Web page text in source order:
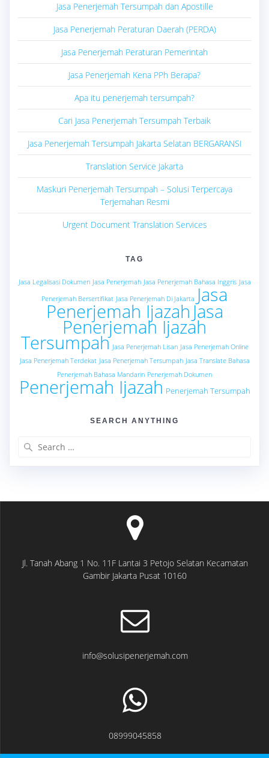
Jasa Penerjemah Tersumpah dan Apostille
Jasa Penerjemah Peraturan Daerah (PERDA)
Jasa Penerjemah Peraturan Pemerintah
Jasa Penerjemah Kena PPh Berapa?
Apa itu penerjemah tersumpah?
Cari Jasa Penerjemah Tersumpah Terbaik
Jasa Penerjemah Tersumpah Jakarta Selatan BERGARANSI
Translation Service Jakarta
Maskuri Penerjemah Tersumpah – Solusi Terpercaya
Terjemahan Resmi
Urgent Document Translation Services
TAG
Jasa Legalisasi Dokumen Jasa Penerjemah Jasa Penerjemah Bahasa Inggris Jasa
Penerjemah Bersertifikat Jasa Penerjemah Di Jakarta Jasa
Penerjemah Ijazah Jasa
Penerjemah Ijazah
Tersumpah Jasa Penerjemah Lisan Jasa Penerjemah Online
Jasa Penerjemah Terdekat Jasa Penerjemah Tersumpah Jasa Translate Bahasa
Penerjemah Bahasa Mandarin Penerjemah Dokumen
Penerjemah Ijazah Penerjemah Tersumpah
SEARCH ANYTHING
Jl. Tanah Abang 1 No. 11F Lantai 3 Petojo Selatan Kecamatan
Gambir Jakarta Pusat 10160
info@solusipenerjemah.com
08999045858